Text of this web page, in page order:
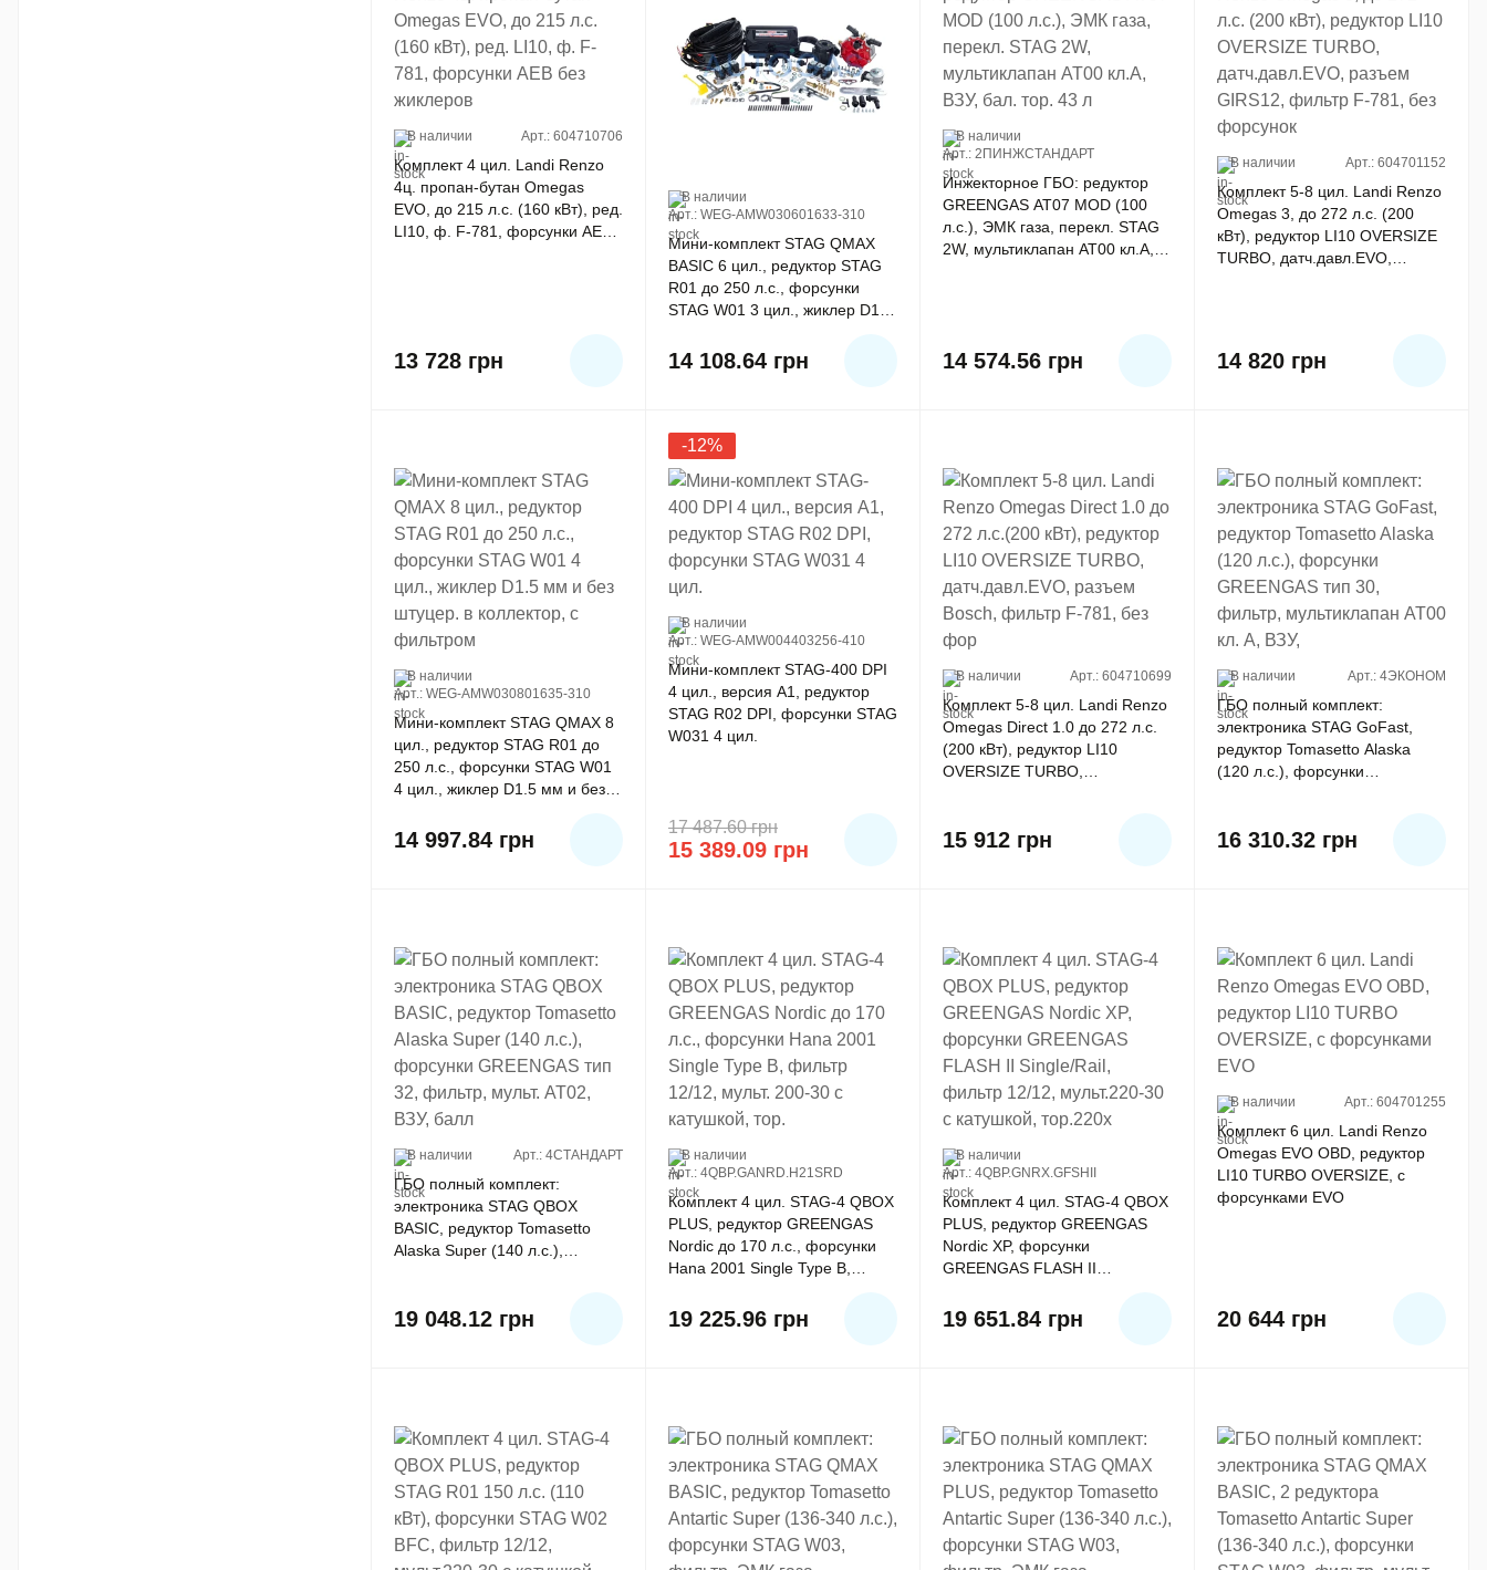
В наличии Арт.: 604710706
Комплект 4 цил. Landi Renzo
4ц. пропан-бутан Omegas
EVO, до 215 л.с. (160 кВт), ред.
LI10, ф. F-781, форсунки AEB
13 728 грн
В наличии
Арт.: WEG-AMW030601633-310
Мини-комплект STAG QMAX
BASIC 6 цил., редуктор STAG
R01 до 250 л.с., форсунки
STAG W01 3 цил., жиклер D1.5
фильтром
14 108.64 грн
В наличии
Арт.: 2ПИНЖСТАНДАРТ
Инжекторное ГБО: редуктор
GREENGAS AT07 MOD (100
л.с.), ЭМК газа, перекл. STAG
2W, мультиклапан АТ00 кл.А,
14 574.56 грн
В наличии Арт.: 604701152
Комплект 5-8 цил. Landi Renzo
Omegas 3, до 272 л.с. (200
кВт), редуктор LI10 OVERSIZE
TURBO, датч.давл.EVO,
14 820 грн
В наличии
Арт.: WEG-AMW030801635-310
Мини-комплект STAG QMAX 8
цил., редуктор STAG R01 до
250 л.с., форсунки STAG W01
4 цил., жиклер D1.5 мм и без
фильтром
14 997.84 грн
-12%
В наличии
Арт.: WEG-AMW004403256-410
Мини-комплект STAG-400 DPI
4 цил., версия A1, редуктор
STAG R02 DPI, форсунки STAG
W031 4 цил.
17 487.60грн
15 389.09 грн
В наличии Арт.: 604710699
Комплект 5-8 цил. Landi Renzo
Omegas Direct 1.0 до 272 л.с.
(200 кВт), редуктор LI10
OVERSIZE TURBO,
15 912 грн
В наличии Арт.: 4ЭКОНОМ
ГБО полный комплект:
электроника STAG GoFast,
редуктор Tomasetto Alaska
(120 л.с.), форсунки
16 310.32 грн
В наличии Арт.: 4СТАНДАРТ
ГБО полный комплект:
электроника STAG QBOX
BASIC, редуктор Tomasetto
Alaska Super (140 л.с.),
19 048.12 грн
В наличии
Арт.: 4QBP.GANRD.H21SRD
Комплект 4 цил. STAG-4 QBOX
PLUS, редуктор GREENGAS
Nordic до 170 л.с., форсунки
Hana 2001 Single Type B,
катушкой, тор.
19 225.96 грн
В наличии
Арт.: 4QBP.GNRX.GFSHII
Комплект 4 цил. STAG-4 QBOX
PLUS, редуктор GREENGAS
Nordic XP, форсунки
GREENGAS FLASH II
мульт.220-30 с катушкой,
19 651.84 грн
В наличии Арт.: 604701255
Комплект 6 цил. Landi Renzo
Omegas EVO OBD, редуктор
LI10 TURBO OVERSIZE, c
форсунками EVO
20 644 грн